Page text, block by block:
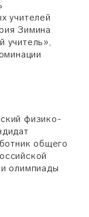
учителей
Зимина
учитель»,
физико-
общего
олимпиады